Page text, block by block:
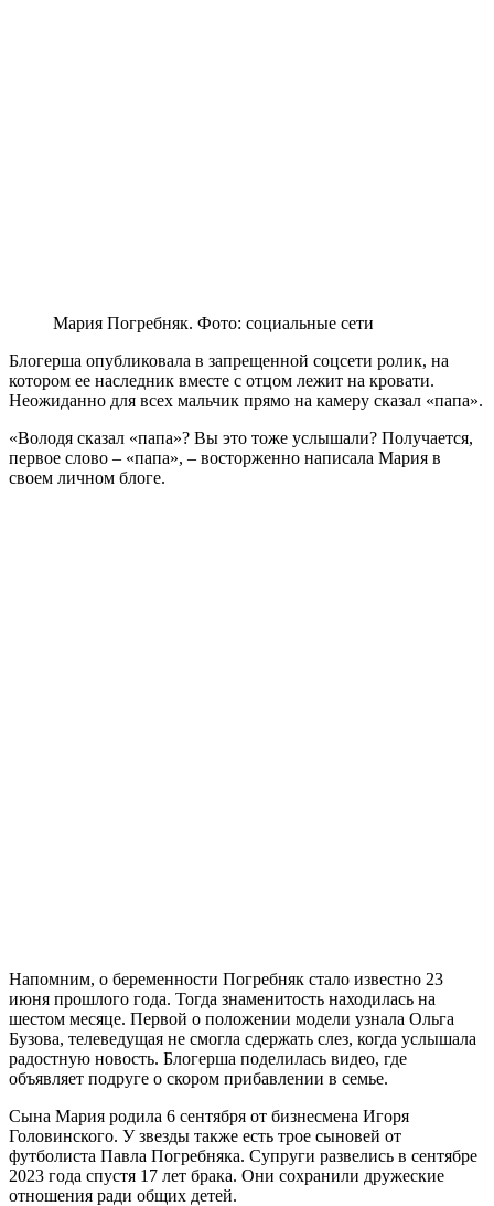
Мария Погребняк. Фото: социальные сети
Блогерша опубликовала в запрещенной соцсети ролик, на
котором ее наследник вместе с отцом лежит на кровати.
Неожиданно для всех мальчик прямо на камеру сказал «папа».
«Володя сказал «папа»? Вы это тоже услышали? Получается,
первое слово – «папа», – восторженно написала Мария в
своем личном блоге.
Напомним, о беременности Погребняк стало известно 23
июня прошлого года. Тогда знаменитость находилась на
шестом месяце. Первой о положении модели узнала Ольга
Бузова, телеведущая не смогла сдержать слез, когда услышала
радостную новость. Блогерша поделилась видео, где
объявляет подруге о скором прибавлении в семье.
Сына Мария родила 6 сентября от бизнесмена Игоря
Головинского. У звезды также есть трое сыновей от
футболиста Павла Погребняка. Супруги развелись в сентябре
2023 года спустя 17 лет брака. Они сохранили дружеские
отношения ради общих детей.